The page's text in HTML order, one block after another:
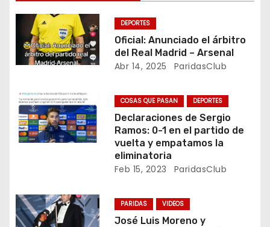
g
a
c
i
ó
n
e
e
DEPORTES
Oficial: Anunciado el árbitro
del Real Madrid – Arsenal
Abr 14, 2025 ParidasClub
COSAS QUE PASAN DEPORTES
Declaraciones de Sergio
Ramos: 0-1 en el partido de
vuelta y empatamos la
eliminatoria
Feb 15, 2023 ParidasClub
PARIDAS VIDEOS
José Luis Moreno y